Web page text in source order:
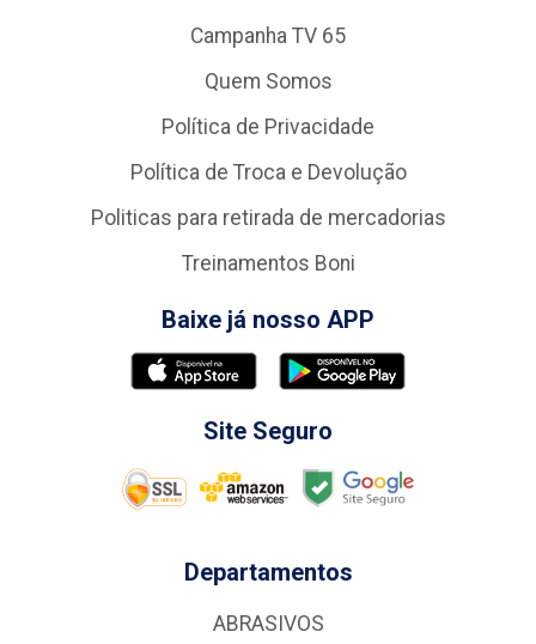
Campanha TV 65
Quem Somos
Política de Privacidade
Política de Troca e Devolução
Politicas para retirada de mercadorias
Treinamentos Boni
Baixe já nosso APP
Site Seguro
Departamentos
ABRASIVOS